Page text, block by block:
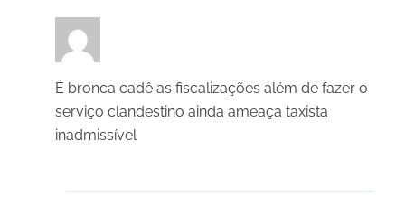
É bronca cadê as fiscalizações além de fazer o
serviço clandestino ainda ameaça taxista
inadmissível